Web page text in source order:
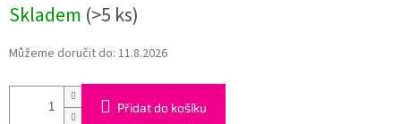
cena:
Skladem (>5 ks)
Můžeme doručit do: 11.8.2026
Přidat do košíku